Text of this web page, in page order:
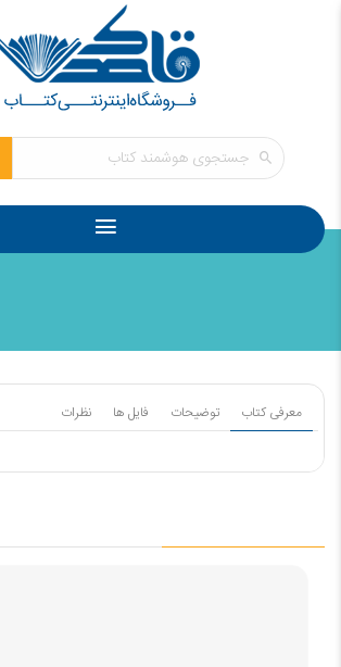
معرفی کتاب توضیحات فایل ها نظرات